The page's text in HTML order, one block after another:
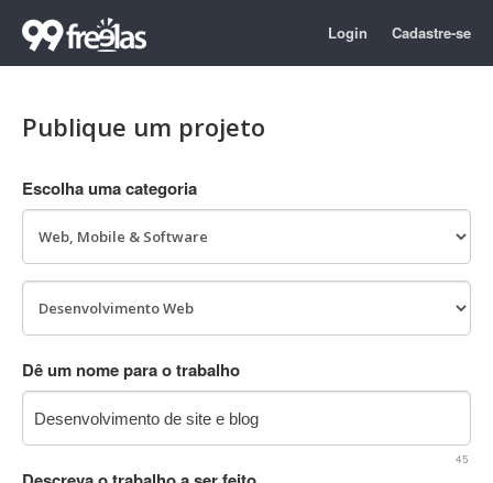
Login Cadastre-se
Publique um projeto
Escolha uma categoria
Dê um nome para o trabalho
45